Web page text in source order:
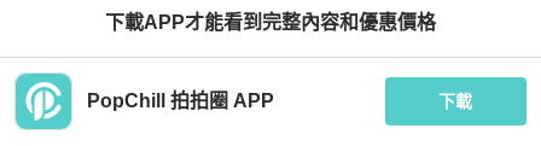
二手 包包、便宜 包包、小資 包包、熱門 包包、中古 包包
下載APP才能看到完整內容和優惠價格
PopChill 拍拍圈 APP 下載